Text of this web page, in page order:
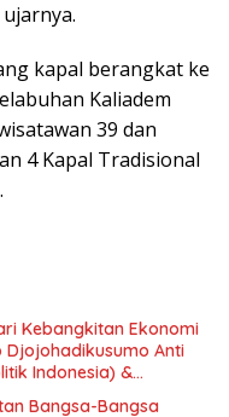
kapal berangkat ke
Kaliadem
39 dan
4 Kapal Tradisional
Kebangkitan Ekonomi
Djojohadikusumo Anti
Indonesia) &
Undang Perekonomian
Bangsa-Bangsa